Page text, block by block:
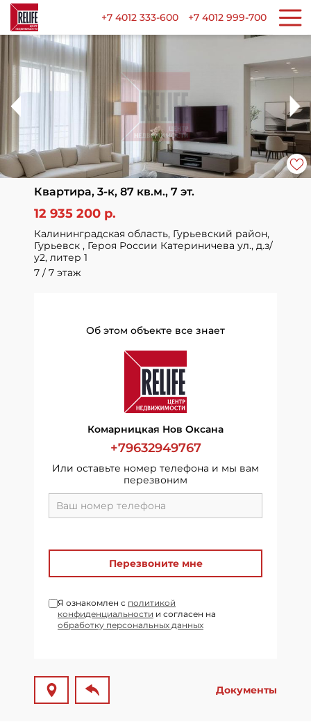
+7 4012 333-600 +7 4012 999-700
Квартира, 3-к, 87 кв.м., 7 эт.
12 935 200 р.
Калининградская область, Гурьевский район,
Гурьевск , Героя России Катериничева ул., д.з/
у2, литер 1
7 / 7 этаж
Об этом объекте все знает
Комарницкая Нов Оксана
+79632949767
Или оставьте номер телефона и мы вам
перезвоним
Перезвоните мне
Я ознакомлен с политикой
конфиденциальности и согласен на
обработку персональных данных
Документы